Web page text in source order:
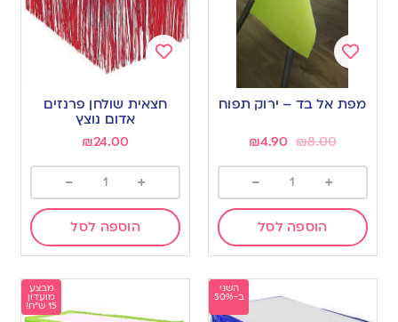
to
מפת אל בד – ירוק תפוח
₪8.00
₪4.90
+
-
הוספה לסל
wishlist
חצאית שולחן פרנזים
אדום נוצץ
₪24.00
+
-
הוספה לסל
השני
ב-50%
מבצע
מועדון
15 ש"ח!